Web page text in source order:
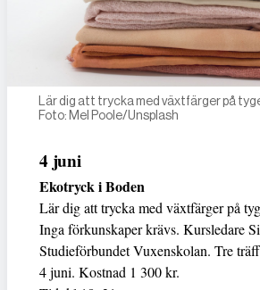
Lär dig att trycka med växtfärger på
Foto: Mel Poole/Unsplash
4 juni
Ekotryck i Boden
Lär dig att trycka med växtfärger på
Inga förkunskaper krävs. Kursledare
Studieförbundet Vuxenskolan. Tre
4 juni. Kostnad 1 300 kr.